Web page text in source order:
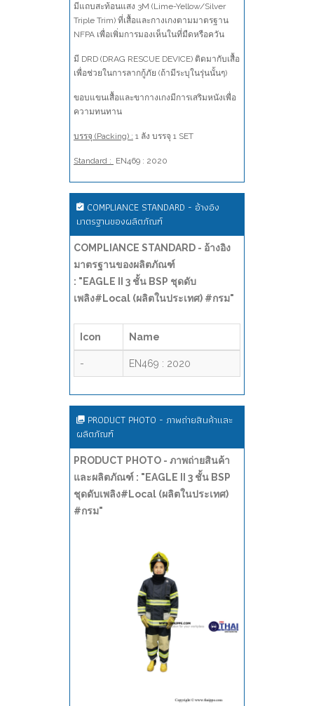
มีแถบสะท้อนแสง 3M (Lime-Yellow/Silver
Triple Trim) ที่เสื้อและกางเกงตามมาตรฐาน
NFPA เพื่อเพิ่มการมองเห็นในที่มืดหรือควัน
มี DRD (DRAG RESCUE DEVICE) ติดมากับเสื้อ
เพื่อช่วยในการลากกู้ภัย (ถ้ามีระบุในรุ่นนั้นๆ)
ขอบแขนเสื้อและขากางเกงมีการเสริมหนังเพื่อ
ความทนทาน
บรรจุ (Packing) : 1 ลัง บรรจุ 1 SET
Standard : EN469 : 2020
COMPLIANCE STANDARD - อ้างอิง
มาตรฐานของผลิตภัณฑ์
COMPLIANCE STANDARD - อ้างอิง
มาตรฐานของผลิตภัณฑ์
: "EAGLE II 3 ชั้น BSP ชุดดับ
เพลิง#Local (ผลิตในประเทศ) #กรม"
Icon Name
- EN469 : 2020
PRODUCT PHOTO - ภาพถ่ายสินค้าและ
ผลิตภัณฑ์
PRODUCT PHOTO - ภาพถ่ายสินค้า
และผลิตภัณฑ์ : "EAGLE II 3 ชั้น BSP
ชุดดับเพลิง#Local (ผลิตในประเทศ)
#กรม"